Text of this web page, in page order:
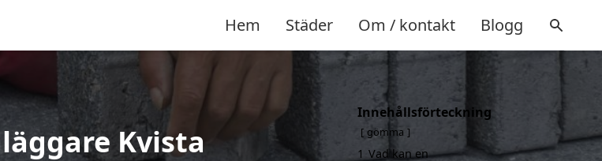
Hem Städer Om / kontakt Blogg
Kvista
Innehållsförteckning
gömma
1 Vad kan en